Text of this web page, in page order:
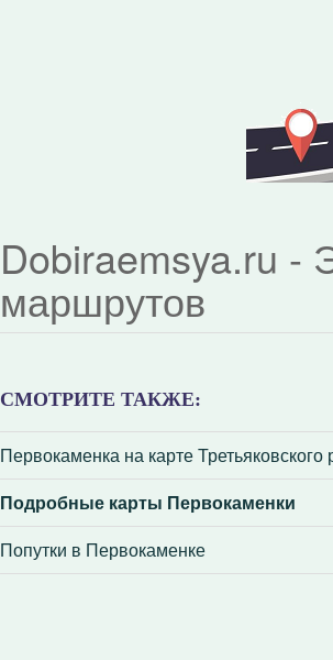
Dobiraemsya.ru -
маршрутов
СМОТРИТЕ ТАКЖЕ:
Первокаменка на карте
Подробные карты Первокаменки
Попутки в Первокаменке